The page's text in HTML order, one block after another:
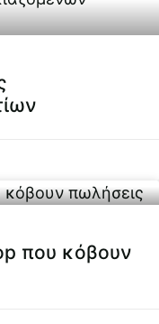
που κόβουν